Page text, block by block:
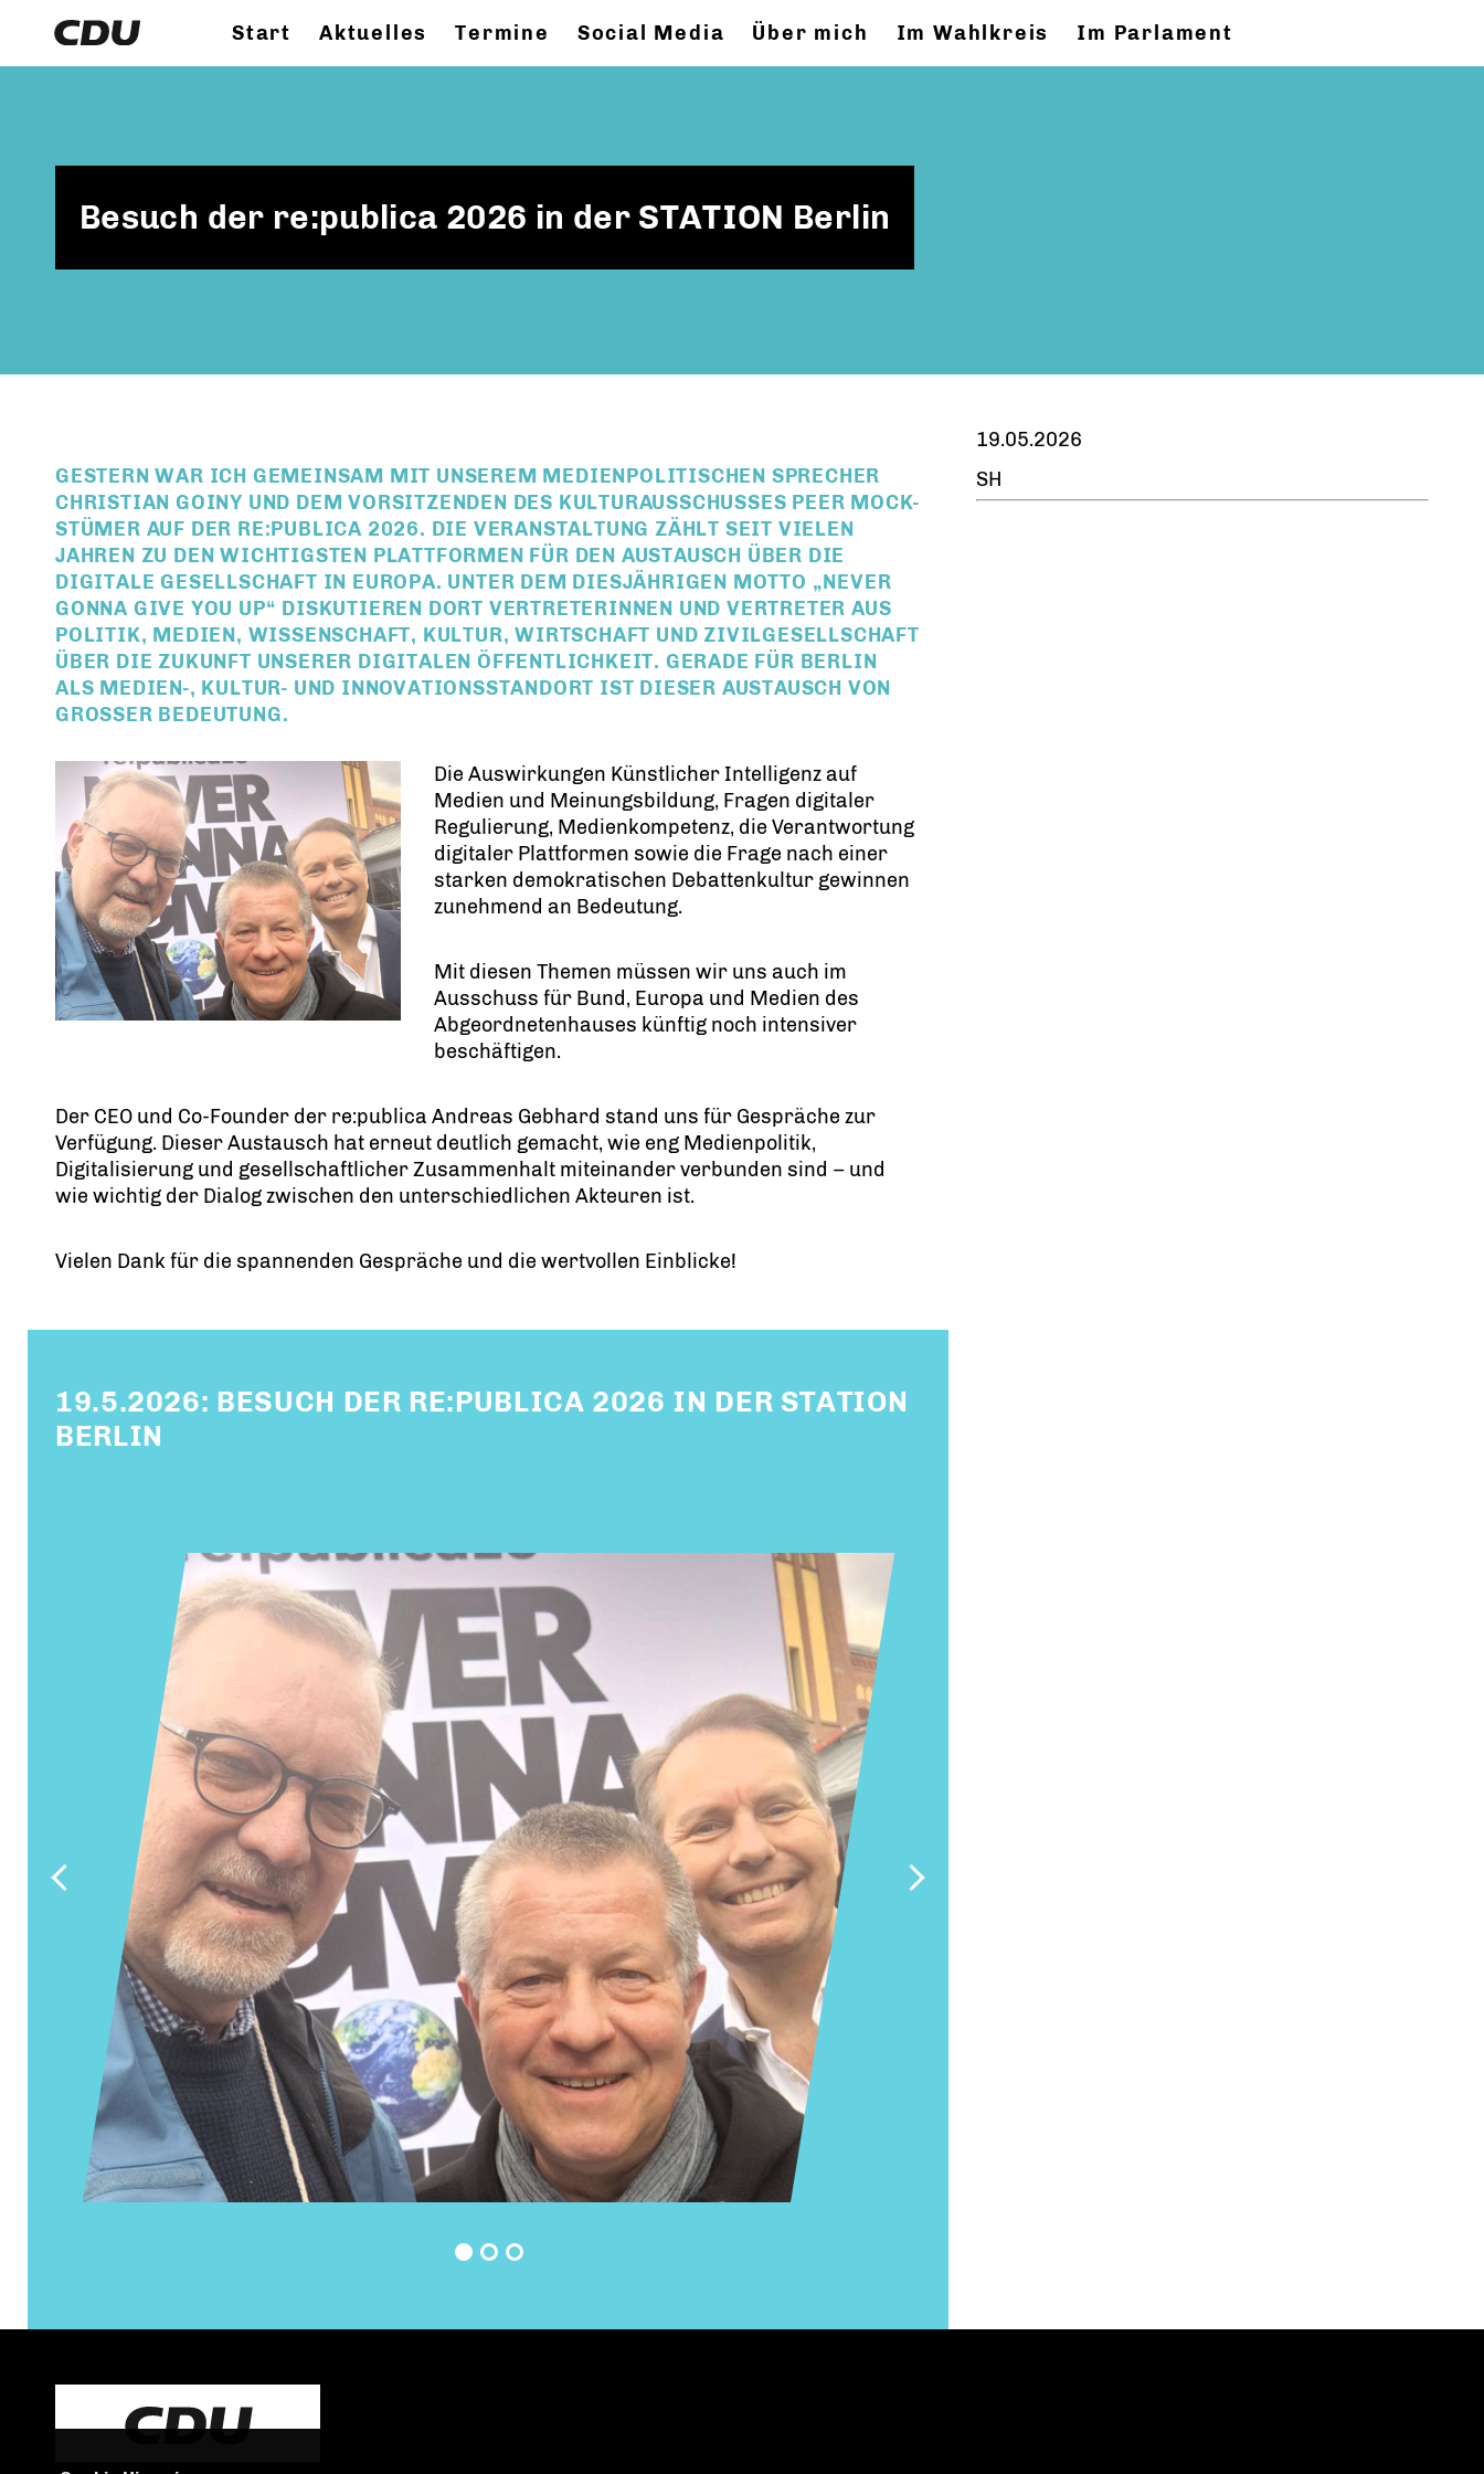
Start Aktuelles Termine Social Media Über mich Im Wahlkreis Im Parlament
Besuch der re:publica 2026 in der STATION Berlin
GESTERN WAR ICH GEMEINSAM MIT UNSEREM MEDIENPOLITISCHEN SPRECHER
CHRISTIAN GOINY UND DEM VORSITZENDEN DES KULTURAUSSCHUSSES PEER MOCK-
STÜMER AUF DER RE:PUBLICA 2026. DIE VERANSTALTUNG ZÄHLT SEIT VIELEN
JAHREN ZU DEN WICHTIGSTEN PLATTFORMEN FÜR DEN AUSTAUSCH ÜBER DIE
DIGITALE GESELLSCHAFT IN EUROPA. UNTER DEM DIESJÄHRIGEN MOTTO „NEVER
GONNA GIVE YOU UP“ DISKUTIEREN DORT VERTRETERINNEN UND VERTRETER AUS
POLITIK, MEDIEN, WISSENSCHAFT, KULTUR, WIRTSCHAFT UND ZIVILGESELLSCHAFT
ÜBER DIE ZUKUNFT UNSERER DIGITALEN ÖFFENTLICHKEIT. GERADE FÜR BERLIN
ALS MEDIEN-, KULTUR- UND INNOVATIONSSTANDORT IST DIESER AUSTAUSCH VON
GROSSER BEDEUTUNG.
Die Auswirkungen Künstlicher Intelligenz auf
Medien und Meinungsbildung, Fragen digitaler
Regulierung, Medienkompetenz, die Verantwortung
digitaler Plattformen sowie die Frage nach einer
starken demokratischen Debattenkultur gewinnen
zunehmend an Bedeutung.
Mit diesen Themen müssen wir uns auch im
Ausschuss für Bund, Europa und Medien des
Abgeordnetenhauses künftig noch intensiver
beschäftigen.
Der CEO und Co-Founder der re:publica Andreas Gebhard stand uns für Gespräche zur
Verfügung. Dieser Austausch hat erneut deutlich gemacht, wie eng Medienpolitik,
Digitalisierung und gesellschaftlicher Zusammenhalt miteinander verbunden sind – und
wie wichtig der Dialog zwischen den unterschiedlichen Akteuren ist.
Vielen Dank für die spannenden Gespräche und die wertvollen Einblicke!
19.5.2026: BESUCH DER RE:PUBLICA 2026 IN DER STATION
BERLIN
19.05.2026
SH